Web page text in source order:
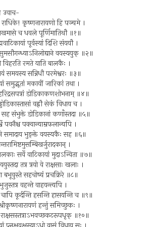
उवाच-
कृष्णनारायणो हि पञ्चमे ।
च धवले पूर्णिमातिथौ ॥१॥
पूर्वस्यां दिशि संययौ ।
वयस्ययुक् ॥२॥
विहरति रमते याति बालकैः ।
समयस्य सन्निधौ परमेश्वरः ॥३॥
समुद्भूतां मकायीं जारिकां तथा ।
डोडिकाकणशोभनाम् ॥४॥
वह्नौ सेकं विधाय च ।
संभुक्ते डोडिकानां कणाँस्तदा ॥५॥
पवनैश्च पक्वान्याम्रफलान्यपि ।
समादाय भुङ्क्ते वयस्यकैः सह ॥६॥
।
सर्वे वाटिकायां मुदाऽन्विता ॥७॥
तत्र त्रयो वे राक्षसाः खलाः ।
बभूवुस्ते सहचोष्यं प्रचक्रिरे ॥८॥
वहन्ते वाहयन्त्यपि ।
चापि कूर्दन्ति हसन्ति हासयन्ति च ॥९॥
हन्तुं समिच्छुकः ।
॥१०॥